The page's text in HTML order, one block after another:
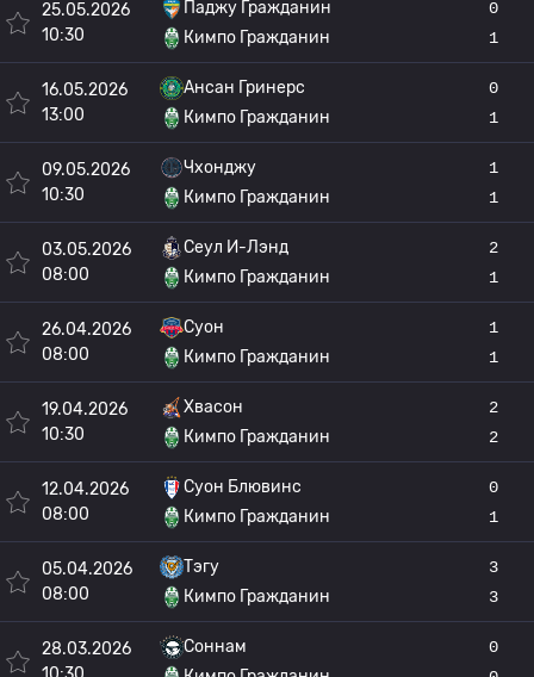
25.05.2026
10:30
Паджу Гражданин
Кимпо Гражданин
0
1
16.05.2026
13:00
Ансан Гринерс
Кимпо Гражданин
0
1
09.05.2026
10:30
Чхонджу
Кимпо Гражданин
1
1
03.05.2026
08:00
Сеул И-Лэнд
Кимпо Гражданин
2
1
26.04.2026
08:00
Суон
Кимпо Гражданин
1
1
19.04.2026
10:30
Хвасон
Кимпо Гражданин
2
2
12.04.2026
08:00
Суон Блювинс
Кимпо Гражданин
0
1
05.04.2026
08:00
Тэгу
Кимпо Гражданин
3
3
28.03.2026
Соннам
0